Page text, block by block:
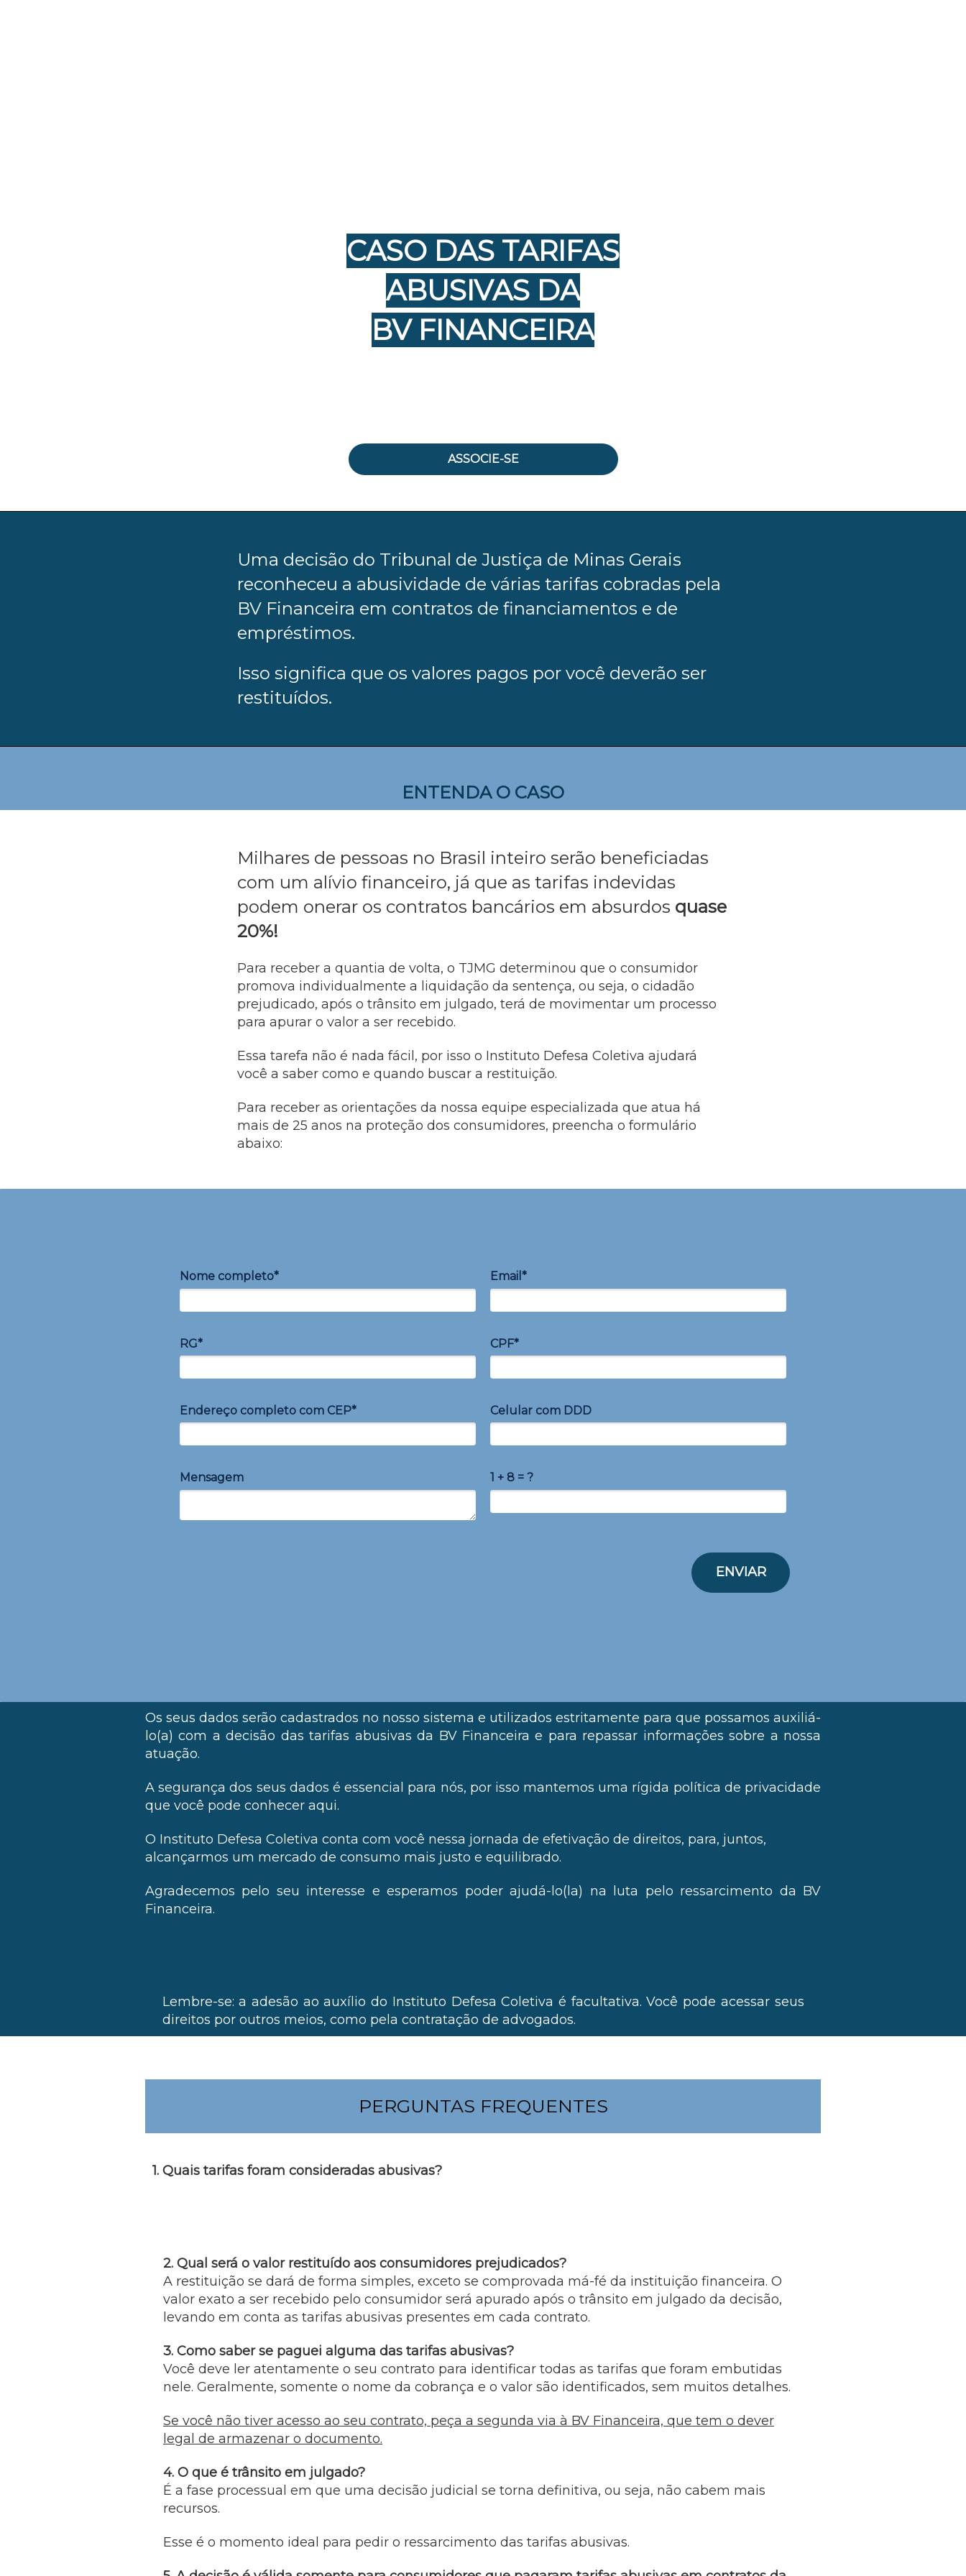
CASO DAS TARIFAS
ABUSIVAS DA
BV FINANCEIRA
ASSOCIE-SE
Uma decisão do Tribunal de Justiça de Minas Gerais
reconheceu a abusividade de várias tarifas cobradas pela
BV Financeira em contratos de financiamentos e de
empréstimos.
Isso significa que os valores pagos por você deverão ser
restituídos.
ENTENDA O CASO
Milhares de pessoas no Brasil inteiro serão beneficiadas
com um alívio financeiro, já que as tarifas indevidas
podem onerar os contratos bancários em absurdos quase
20%!
Para receber a quantia de volta, o TJMG determinou que o consumidor
promova individualmente a liquidação da sentença, ou seja, o cidadão
prejudicado, após o trânsito em julgado, terá de movimentar um processo
para apurar o valor a ser recebido.
Essa tarefa não é nada fácil, por isso o Instituto Defesa Coletiva ajudará
você a saber como e quando buscar a restituição.
Para receber as orientações da nossa equipe especializada que atua há
mais de 25 anos na proteção dos consumidores, preencha o formulário
abaixo:
Nome completo* Email*
RG* CPF*
Endereço completo com CEP* Celular com DDD
Mensagem 1 + 8 = ?
ENVIAR
Os seus dados serão cadastrados no nosso sistema e utilizados estritamente para que possamos auxiliá-
lo(a) com a decisão das tarifas abusivas da BV Financeira e para repassar informações sobre a nossa
atuação.
A segurança dos seus dados é essencial para nós, por isso mantemos uma rígida política de privacidade
que você pode conhecer aqui.
O Instituto Defesa Coletiva conta com você nessa jornada de efetivação de direitos, para, juntos,
alcançarmos um mercado de consumo mais justo e equilibrado.
Agradecemos pelo seu interesse e esperamos poder ajudá-lo(la) na luta pelo ressarcimento da BV
Financeira.
Lembre-se: a adesão ao auxílio do Instituto Defesa Coletiva é facultativa.Você pode acessar seus
direitos por outros meios, como pela contratação de advogados.
PERGUNTAS FREQUENTES
1. Quais tarifas foram consideradas abusivas?
2. Qual será o valor restituído aos consumidores prejudicados?
A restituição se dará de forma simples, exceto se comprovada má-fé da instituição financeira. O
valor exato a ser recebido pelo consumidor será apurado após o trânsito em julgado da decisão,
levando em conta as tarifas abusivas presentes em cada contrato.
3. Como saber se paguei alguma das tarifas abusivas?
Você deve ler atentamente o seu contrato para identificar todas as tarifas que foram embutidas
nele. Geralmente, somente o nome da cobrança e o valor são identificados, sem muitos detalhes.
Se você não tiver acesso ao seu contrato, peça a segunda via à BV Financeira, que tem o dever
legal de armazenar o documento.
4. O que é trânsito em julgado?
É a fase processual em que uma decisão judicial se torna definitiva, ou seja, não cabem mais
recursos.
Esse é o momento ideal para pedir o ressarcimento das tarifas abusivas.